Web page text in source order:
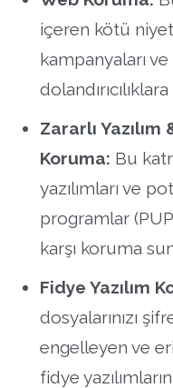
içeren kötü
kampanyaları
Zararlı
Koruma: Bu
yazılımları ve
programlar
karşı koruma
Fidye Yazılım
dosyalarınızı
engelleyen ve
fidye